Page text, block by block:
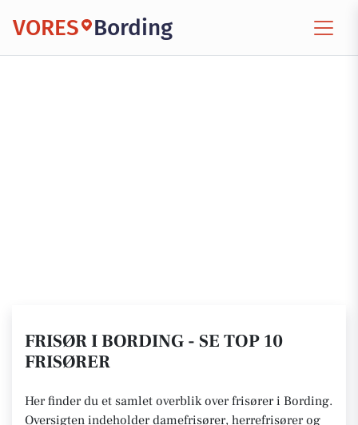
VORES Bording
FRISØR I BORDING - SE TOP 10
FRISØRER
Her finder du et samlet overblik over frisører i Bording.
Oversigten indeholder damefrisører, herrefrisører og